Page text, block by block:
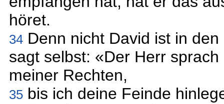
höret.
34 Denn nicht David ist in
sagt selbst: «Der Herr
meiner Rechten,
35 bis ich deine Feinde